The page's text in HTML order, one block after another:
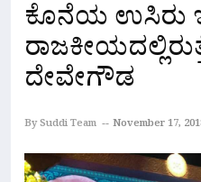
ಕೊನೆಯ ಉಸಿರು
ದೇವೇಗೌಡ
By Suddi Team November 17,